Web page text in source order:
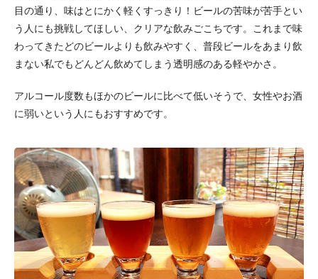
目の通り、味はとにかく軽くすっきり！ビールの苦味が苦手とい
う人にも挑戦してほしい、クリアな飲みごこちです。これまで味
わってきたどのビールよりも飲みやすく、普段ビールをあまり飲
まない私でもどんどん飲めてしまう透明感のある軽やかさ。
アルコール度数もほかのビールに比べて低いそうで、女性やお酒
に弱いという人にもおすすめです。